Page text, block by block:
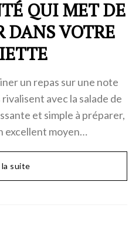
QUI MET DE
DANS VOTRE
un repas sur une note
avec la salade de
et simple à préparer,
excellent moyen…
la suite